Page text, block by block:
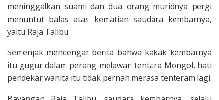
meninggalkan suami dan dua orang muridnya pergi
menuntut balas atas kematian saudara kembarnya,
yaitu Raja Talibu.
Semenjak mendengar berita bahwa kakak kembarnya
itu gugur dalam perang melawan tentara Mongol, hati
pendekar wanita itu tidak pernah merasa tenteram lagi.